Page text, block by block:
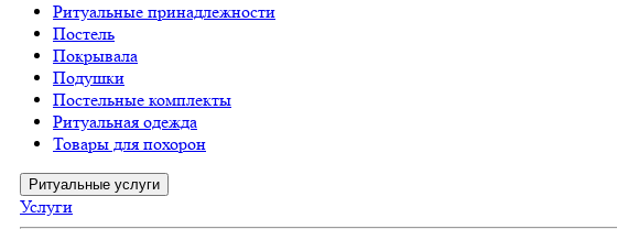
Ритуальные принадлежности
Постель
Покрывала
Подушки
Постельные комплекты
Ритуальная одежда
Товары для похорон
Ритуальные услуги
Услуги